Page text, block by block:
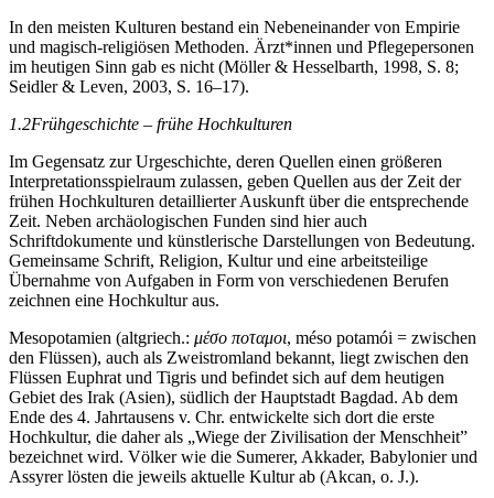
In den meisten Kulturen bestand ein Nebeneinander von Empirie
und magisch-religiösen Methoden. Ärzt*innen und Pflegepersonen
im heutigen Sinn gab es nicht (Möller & Hesselbarth, 1998, S. 8;
Seidler & Leven, 2003, S. 16–17).
1.2Frühgeschichte – frühe Hochkulturen
Im Gegensatz zur Urgeschichte, deren Quellen einen größeren
Interpretationsspielraum zulassen, geben Quellen aus der Zeit der
frühen Hochkulturen detaillierter Auskunft über die entsprechende
Zeit. Neben archäologischen Funden sind hier auch
Schriftdokumente und künstlerische Darstellungen von Bedeutung.
Gemeinsame Schrift, Religion, Kultur und eine arbeitsteilige
Übernahme von Aufgaben in Form von verschiedenen Berufen
zeichnen eine Hochkultur aus.
Mesopotamien (altgriech.: μέσο ποταμοι, méso potamói = zwischen
den Flüssen), auch als Zweistromland bekannt, liegt zwischen den
Flüssen Euphrat und Tigris und befindet sich auf dem heutigen
Gebiet des Irak (Asien), südlich der Hauptstadt Bagdad. Ab dem
Ende des 4. Jahrtausens v. Chr. entwickelte sich dort die erste
Hochkultur, die daher als „Wiege der Zivilisation der Menschheit”
bezeichnet wird. Völker wie die Sumerer, Akkader, Babylonier und
Assyrer lösten die jeweils aktuelle Kultur ab (Akcan, o. J.).